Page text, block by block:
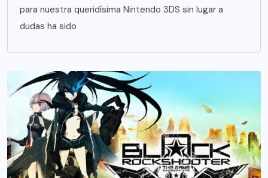
para nuestra queridísima Nintendo 3DS sin lugar a
dudas ha sido